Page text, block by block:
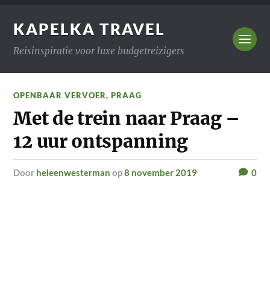
KAPELKA TRAVEL
Reisinspiratie voor luxe budgetreizigers
OPENBAAR VERVOER,PRAAG
Met de trein naar Praag –
12 uur ontspanning
door heleenwesterman op8 november 2019 0